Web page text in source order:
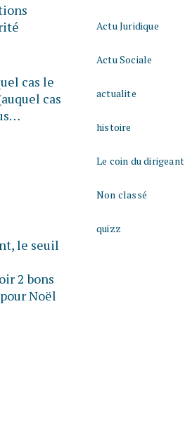
cas le
cas
le seuil
2 bons
Noël
Actu Juridique
Actu Sociale
actualite
histoire
Le coin du dirigeant
Non classé
quizz